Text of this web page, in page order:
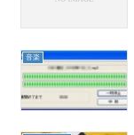
音楽